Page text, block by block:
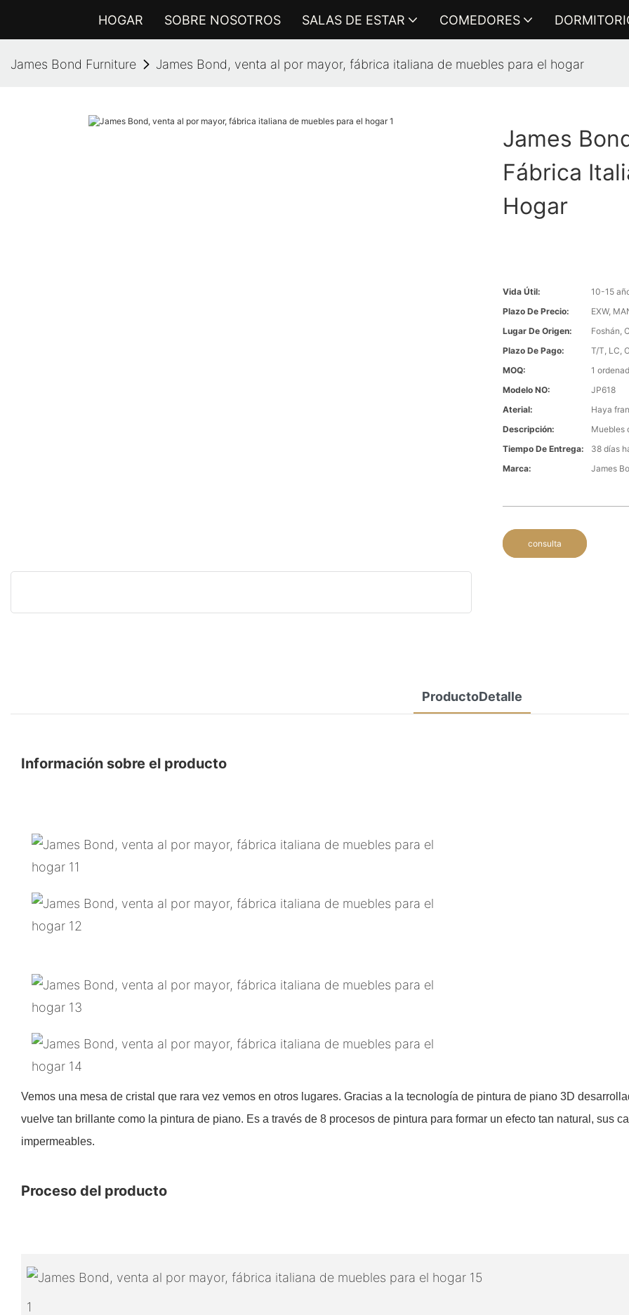
HOGAR SOBRE NOSOTROS SALAS DE ESTAR COMEDORES
James Bond Furniture James Bond, venta al por mayor, fábrica italiana de muebles para el hogar
James
Fábrica
Hogar
Vida Útil:
10-15
Plazo De Precio:
EXW,
Lugar De Origen:
Foshán,
Plazo De Pago:
T/T, LC,
MOQ:
1
Modelo NO:
JP618
Aterial:
Haya
Descripción:
Muebles
Tiempo De Entrega:
38 días
Marca:
James
consulta
ProductoDetalle
Información sobre el producto
Vemos una mesa de cristal que rara vez vemos en otros lugares. Gracias a la tecnología de pintura de piano 3D
vuelve tan brillante como la pintura de piano. Es a través de 8 procesos de pintura para formar un efecto tan natural, sus
impermeables.
Proceso del producto
1